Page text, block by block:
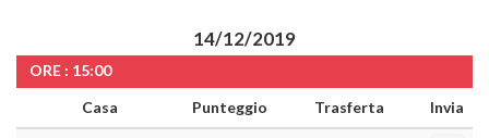
14/12/2019
ORE : 15:00
Casa
Punteggio Trasferta Invia